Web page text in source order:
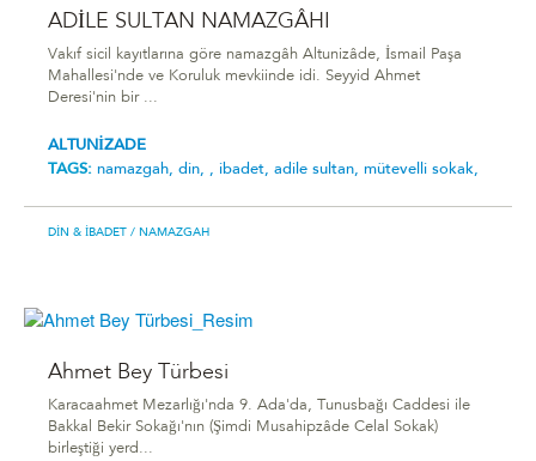
ADİLE SULTAN NAMAZGÂHI
Vakıf sicil kayıtlarına göre namazgâh Altunizâde, İsmail Paşa
Mahallesi'nde ve Koruluk mevkiinde idi. Seyyid Ahmet
Deresi'nin bir ...
ALTUNİZADE
TAGS: namazgah, din, , ibadet, adile sultan, mütevelli sokak,
DIN & İBADET / NAMAZGAH
Ahmet Bey Türbesi
Karacaahmet Mezarlığı'nda 9. Ada'da, Tunusbağı Caddesi ile
Bakkal Bekir Sokağı'nın (Şimdi Musahipzâde Celal Sokak)
birleştiği yerd...